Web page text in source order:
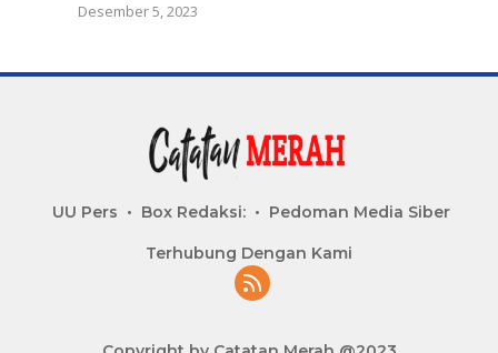
Desember 5, 2023
UU Pers Box Redaksi: Pedoman Media Siber
Terhubung Dengan Kami